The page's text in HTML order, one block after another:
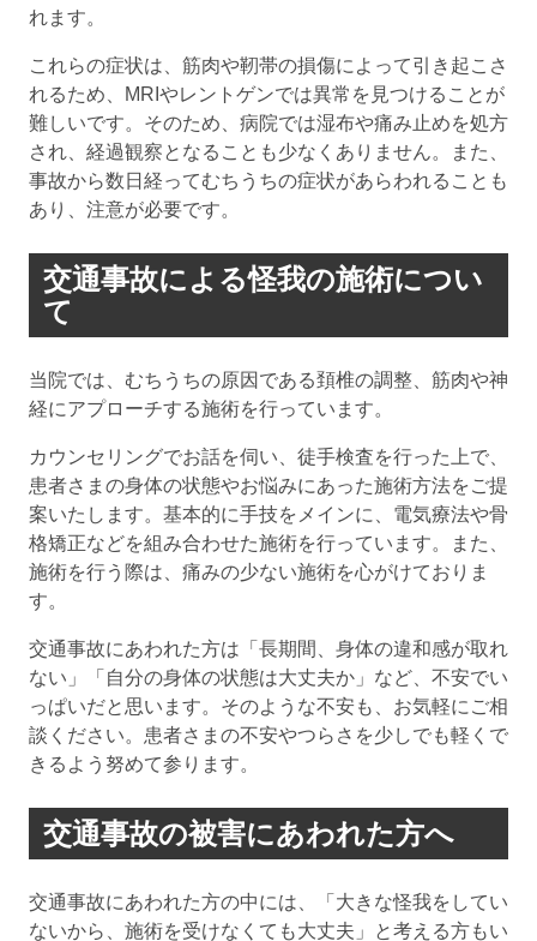
れます。
これらの症状は、筋肉や靭帯の損傷によって引き起こさ
れるため、MRIやレントゲンでは異常を見つけることが
難しいです。そのため、病院では湿布や痛み止めを処方
され、経過観察となることも少なくありません。また、
事故から数日経ってむちうちの症状があらわれることも
あり、注意が必要です。
交通事故による怪我の施術につい
て
当院では、むちうちの原因である頚椎の調整、筋肉や神
経にアプローチする施術を行っています。
カウンセリングでお話を伺い、徒手検査を行った上で、
患者さまの身体の状態やお悩みにあった施術方法をご提
案いたします。基本的に手技をメインに、電気療法や骨
格矯正などを組み合わせた施術を行っています。また、
施術を行う際は、痛みの少ない施術を心がけておりま
す。
交通事故にあわれた方は「長期間、身体の違和感が取れ
ない」「自分の身体の状態は大丈夫か」など、不安でい
っぱいだと思います。そのような不安も、お気軽にご相
談ください。患者さまの不安やつらさを少しでも軽くで
きるよう努めて参ります。
交通事故の被害にあわれた方へ
交通事故にあわれた方の中には、「大きな怪我をしてい
ないから、施術を受けなくても大丈夫」と考える方もい